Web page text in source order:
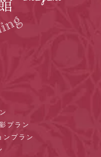
プラン
ンプラン